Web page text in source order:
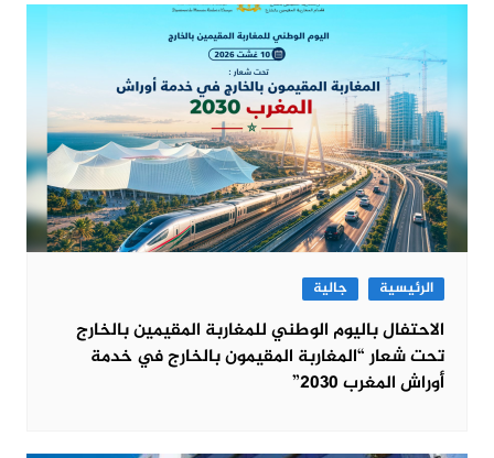
الرئيسية جالية
الاحتفال باليوم الوطني للمغاربة المقيمين بالخارج
تحت شعار “المغاربة المقيمون بالخارج في خدمة
أوراش المغرب 2030”